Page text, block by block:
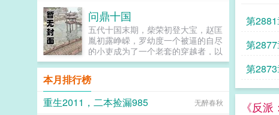
第
而是自
第
至可能
第
蹊径
《反
问鼎十国
五代十国末期，柴荣初登大宝，赵匡
胤初露峥嵘，罗幼度一个被逼的自尽
的小吏成为了一个老套的穿越者，以
脚踹高粱河车神开局，笑傲十国，经
略四方，重现汉唐风采。...
本月排行榜
重生2011，二本捡漏985
无醉春秋